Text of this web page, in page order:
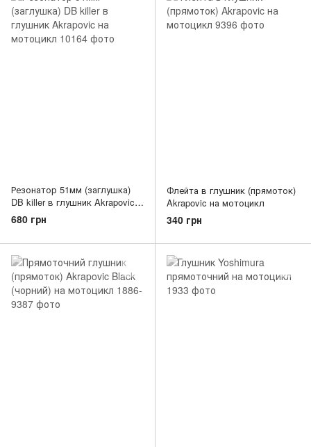
Резонатор 51мм (заглушка)
DB killer в глушник Akrapovic
на мотоцикл
680 грн
Флейта в глушник (прямоток)
Akrapovic на мотоцикл
340 грн